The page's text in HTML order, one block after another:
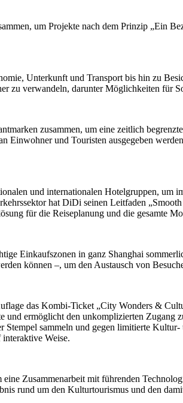
um Projekte nach dem Prinzip „Ein
Unterkunft und Transport bis hin zu
zu verwandeln, darunter Möglichkeiten für
zusammen, um eine zeitlich
Einwohner und Touristen ausgegeben
und internationalen Hotelgruppen, um
hat DiDi seinen Leitfaden
für die Reiseplanung und die gesamte
Einkaufszonen in ganz Shanghai
können –, um den Austausch von
das Kombi-Ticket „City Wonders &
und ermöglicht den unkomplizierten
sammeln und gegen limitierte
Weise.
Zusammenarbeit mit führenden
rund um den Kulturtourismus und den